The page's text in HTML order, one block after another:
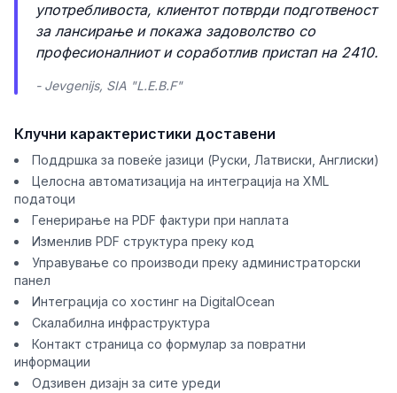
употребливоста, клиентот потврди подготвеност
за лансирање и покажа задоволство со
професионалниот и соработлив пристап на 2410.
- Jevgenijs, SIA "L.E.B.F"
Клучни карактеристики доставени
Поддршка за повеќе јазици (Руски, Латвиски, Англиски)
Целосна автоматизација на интеграција на XML
податоци
Генерирање на PDF фактури при наплата
Изменлив PDF структура преку код
Управување со производи преку администраторски
панел
Интеграција со хостинг на DigitalOcean
Скалабилна инфраструктура
Контакт страница со формулар за повратни
информации
Одзивен дизајн за сите уреди